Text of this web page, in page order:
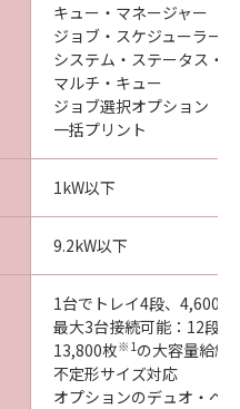
キュー・マネージャー
ジョブ・スケジューラー
システム・ステータス・
マルチ・キュー
ジョブ選択オプション
一括プリント
1kW以下
9.2kW以下
1台でトレイ4段、4,600枚
最大3台接続可能：12段
13,800枚※1 の大容量給紙
不定形サイズ対応
オプションのデュオ・ペ